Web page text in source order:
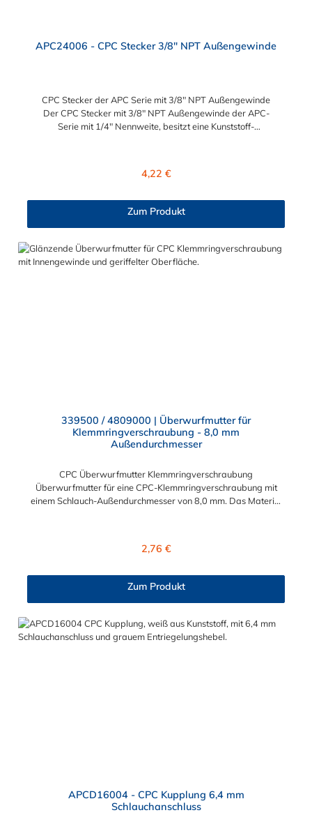
APC24006 - CPC Stecker 3/8" NPT Außengewinde
CPC Stecker der APC Serie mit 3/8" NPT Außengewinde
Der CPC Stecker mit 3/8" NPT Außengewinde der APC-
Serie mit 1/4" Nennweite, besitzt eine Kunststoff-
hat kein Absperrventil. Mögliche Anwendungsbereiche sind die
Systeme, Wärmetherapie, Teilereinigung und Schankanlagen.
Vorteile vom CPC Stecker der APC Serie mit 3/8" NPT
Außengewinde: Flexibiltät – Schnelle Verbindung von
Baugruppen Wartung – Schneller und einfacher Austausch von
Baugruppen und Aufrüstungen Sicherheit – Eliminierung
Regulärer Preis:
4,22 €
Zum Produkt
339500 / 4809000 | Überwurfmutter für
Klemmringverschraubung - 8,0 mm
Außendurchmesser
CPC Überwurfmutter Klemmringverschraubung
Überwurfmutter für eine CPC-Klemmringverschraubung mit
einem Schlauch-Außendurchmesser von 8,0 mm. Das Material
Regulärer Preis:
2,76 €
Zum Produkt
APCD16004 - CPC Kupplung 6,4 mm
Schlauchanschluss